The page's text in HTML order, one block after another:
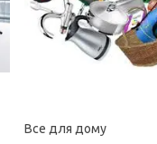
Все для дому